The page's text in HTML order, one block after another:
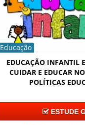
Educação
EDUCAÇÃO INFANTIL
CUIDAR E EDUCAR
POLÍTICAS
ESTUDE